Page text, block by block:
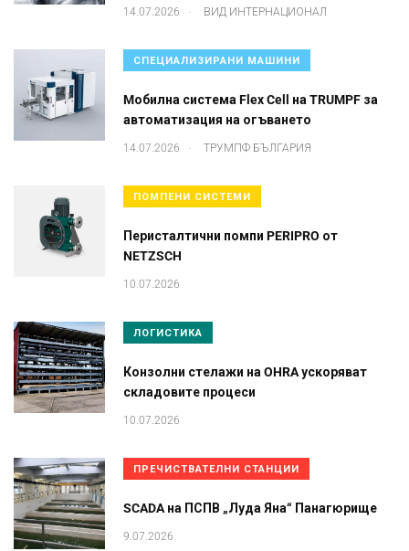
14.07.2026 . ВИД ИНТЕРНАЦИОНАЛ
СПЕЦИАЛИЗИРАНИ МАШИНИ
Mобилна система Flex Cell на TRUMPF за
автоматизация на огъването
14.07.2026 . ТРУМПФ БЪЛГАРИЯ
ПОМПЕНИ СИСТЕМИ
Перисталтични помпи PERIPRO от
NETZSCH
10.07.2026
ЛОГИСТИКА
Конзолни стелажи на OHRA ускоряват
складовите процеси
10.07.2026
ПРЕЧИСТВАТЕЛНИ СТАНЦИИ
SCADA на ПСПВ „Луда Яна“ Панагюрище
9.07.2026